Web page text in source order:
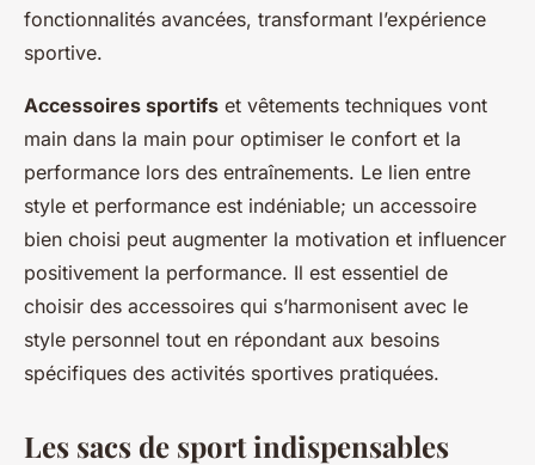
fonctionnalités avancées, transformant l’expérience
sportive.
Accessoires sportifs et vêtements techniques vont
main dans la main pour optimiser le confort et la
performance lors des entraînements. Le lien entre
style et performance est indéniable; un accessoire
bien choisi peut augmenter la motivation et influencer
positivement la performance. Il est essentiel de
choisir des accessoires qui s’harmonisent avec le
style personnel tout en répondant aux besoins
spécifiques des activités sportives pratiquées.
Les sacs de sport indispensables